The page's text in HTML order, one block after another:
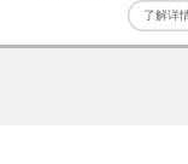
阈值，系统将发出警报，提醒管理
用于机场、港口、车站、学校、宾
积体温筛检。
了解详